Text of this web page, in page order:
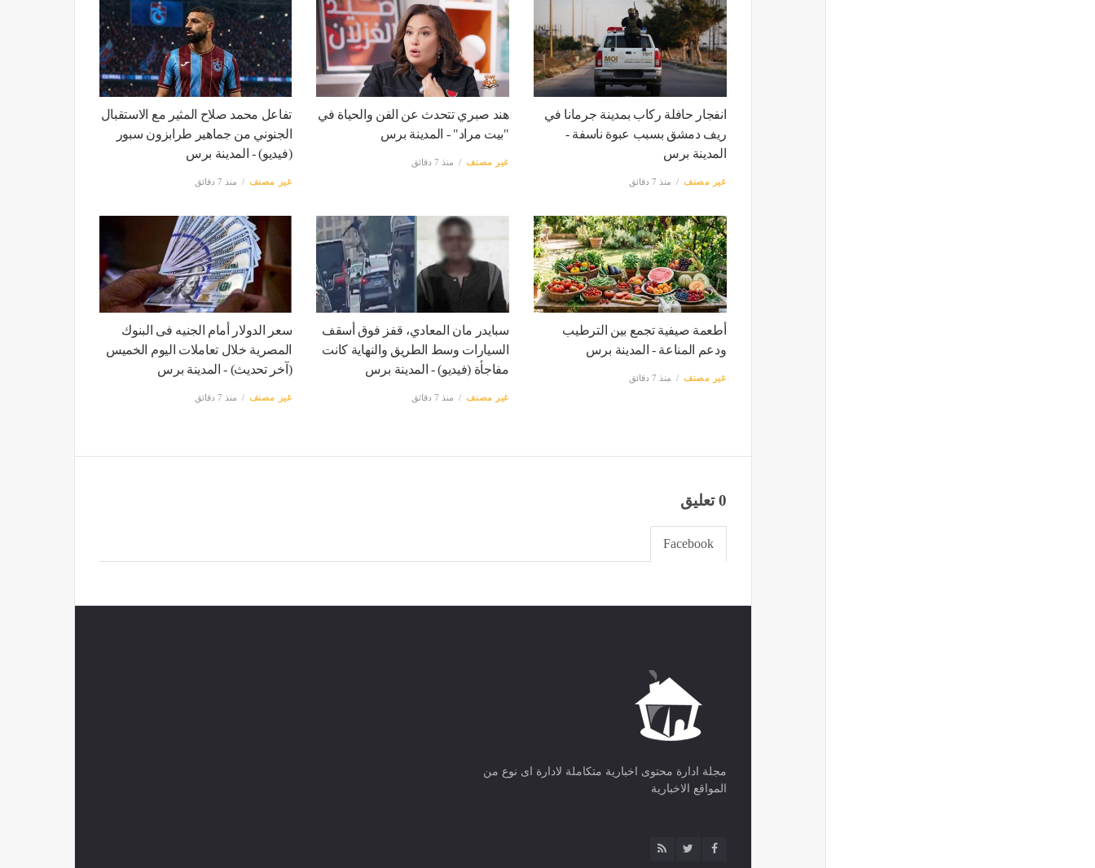
انفجار حافلة ركاب بمدينة جرمانا في
ريف دمشق بسبب عبوة ناسفة -
المدينة برس
غير مصنف منذ 7 دقائق
هند صبري تتحدث عن الفن والحياة في
"بيت مراد" - المدينة برس
غير مصنف منذ 7 دقائق
تفاعل محمد صلاح المثير مع الاستقبال
الجنوني من جماهير طرابزون سبور
(فيديو) - المدينة برس
غير مصنف منذ 7 دقائق
أطعمة صيفية تجمع بين الترطيب
ودعم المناعة - المدينة برس
غير مصنف منذ 7 دقائق
سبايدر مان المعادي، قفز فوق أسقف
السيارات وسط الطريق والنهاية كانت
مفاجأة (فيديو) - المدينة برس
غير مصنف منذ 7 دقائق
سعر الدولار أمام الجنيه فى البنوك
المصرية خلال تعاملات اليوم الخميس
(آخر تحديث) - المدينة برس
غير مصنف منذ 7 دقائق
0 تعليق
Facebook
مجلة ادارة محتوى اخبارية متكاملة لادارة اى نوع من
المواقع الاخبارية